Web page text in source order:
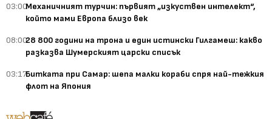
03:00Механичният турчин: първият „изкуствен интелект“,
който мами Европа близо век
08:0028 800 години на трона и един истински Гилгамеш: какво
разказва Шумерският царски списък
03:17Битката при Самар: шепа малки кораби спря най-тежкия
флот на Япония